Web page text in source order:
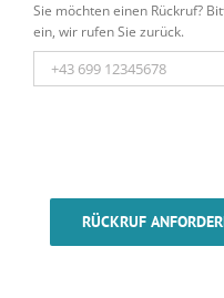
Sie möchten einen Rückruf?
ein, wir rufen Sie zurück.
RÜCKRUF